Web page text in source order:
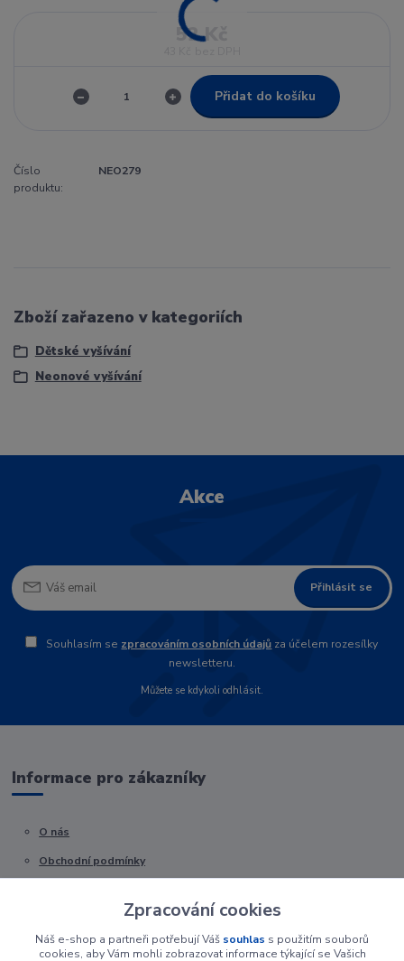
52 Kč
Přidat do košíku
Číslo
produktu:
NEO279
Zboží zařazeno v kategoriích
Dětské vyšívání
Neonové vyšívání
Akce
Přihlásit se
Souhlasím se zpracováním osobních údajů za účelem rozesílky
newsletteru.
Můžete se kdykoli odhlásit.
Informace pro zákazníky
O nás
Obchodní podmínky
Zpracování cookies
Náš e-shop a partneři potřebují Váš souhlas s použitím souborů
cookies, aby Vám mohli zobrazovat informace týkající se Vašich